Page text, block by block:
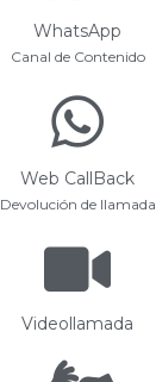
WhatsApp
Canal de Contenido
Web CallBack
Devolución de llamada
Videollamada